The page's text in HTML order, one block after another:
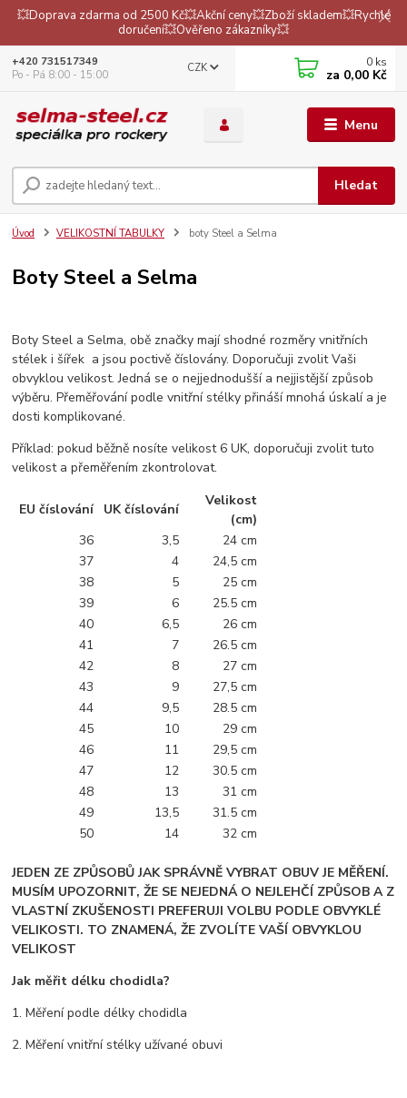
💥Doprava zdarma od 2500 Kč💥Akční ceny💥Zboží skladem💥Rychlé
doručení💥Ověřeno zákazníky💥
Menu
CZK
Hledat
+420 731517349
Po - Pá 8:00 - 15:00
0 ks
za 0,00 Kč
Úvod VELIKOSTNÍ TABULKY boty Steel a Selma
Boty Steel a Selma
Boty Steel a Selma, obě značky mají shodné rozměry vnitřních
stélek i šířek a jsou poctivě číslovány. Doporučuji zvolit Vaši
obvyklou velikost. Jedná se o nejjednodušší a nejjistější způsob
výběru. Přeměřování podle vnitřní stélky přináší mnohá úskalí a je
dosti komplikované.
Příklad: pokud běžně nosíte velikost 6 UK, doporučuji zvolit tuto
velikost a přeměřením zkontrolovat.
EU číslování UK číslování
Velikost
(cm)
36
3,5
24 cm
37
4
24,5 cm
38
5
25 cm
39
6
25.5 cm
40
6,5
26 cm
41
7
26.5 cm
42
8
27 cm
43
9
27,5 cm
44
9,5
28.5 cm
45
10
29 cm
46
11
29,5 cm
47
12
30.5 cm
48
13
31 cm
49
13,5
31.5 cm
50
14 32 cm
JEDEN ZE ZPŮSOBŮ JAK SPRÁVNĚ VYBRAT OBUV JE MĚŘENÍ.
MUSÍM UPOZORNIT, ŽE SE NEJEDNÁ O NEJLEHČÍ ZPŮSOB A Z
VLASTNÍ ZKUŠENOSTI PREFERUJI VOLBU PODLE OBVYKLÉ
VELIKOSTI. TO ZNAMENÁ, ŽE ZVOLÍTE VAŠÍ OBVYKLOU
VELIKOST
Jak měřit délku chodidla?
1. Měření podle délky chodidla
2. Měření vnitřní stélky užívané obuvi